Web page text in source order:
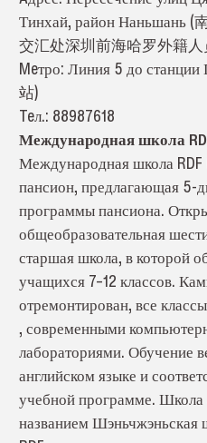
Тинхай, район Наньшань (
交汇处深圳前海哈罗外籍
Meтро: Линия 5 до
站)
Teл.: 88987618
Международная школа
Международная школа RDF
пансион, предлагающая 5-
программы пансиона.
общеобразовательная
старшая школа, в которой
учащихся 7–12 классов.
отремонтирован, все
, современными
лабораториями. Обучение
английском языке и
учебной программе. Школа
названием Шэньчжэньская